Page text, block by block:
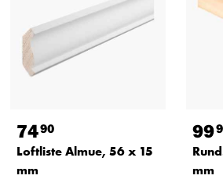
7490
Loftliste Almue, 56 x 15
mm
99
mm